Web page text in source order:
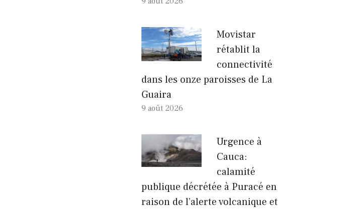
Movistar
rétablit la
connectivité
dans les onze paroisses de La
Guaira
9 août 2026
Urgence à
Cauca:
calamité
publique décrétée à Puracé en
raison de l’alerte volcanique et